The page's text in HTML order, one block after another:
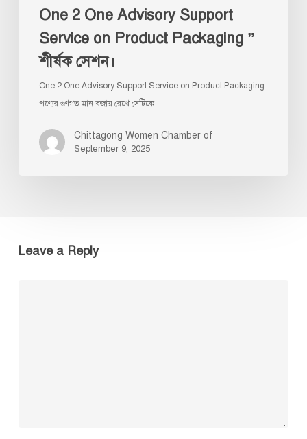
One 2 One Advisory Support
Service on Product Packaging ”
শীর্ষক সেশন।
One 2 One Advisory Support Service on Product Packaging
পণ্যের গুণগত মান বজায় রেখে সেটিকে…
Chittagong Women Chamber of
September 9, 2025
Leave a Reply